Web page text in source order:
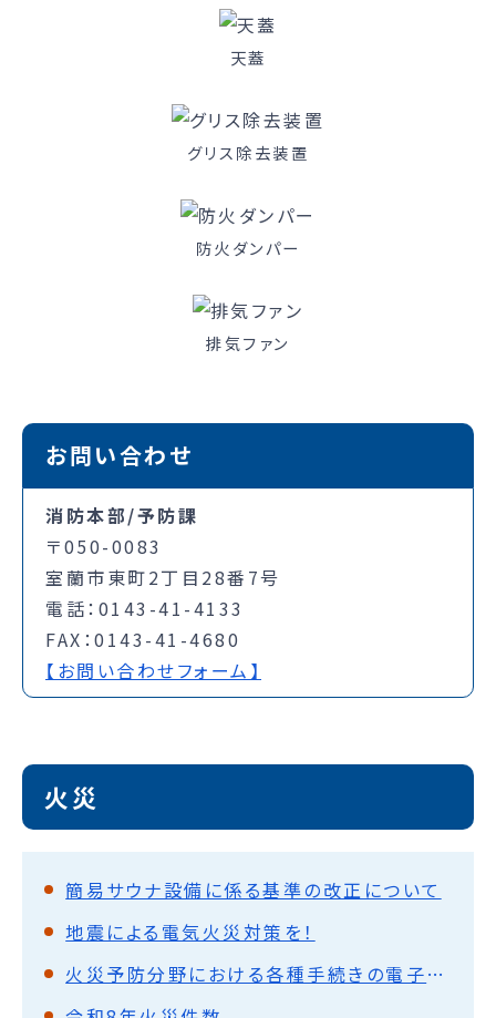
天蓋
グリス除去装置
防火ダンパー
排気ファン
お問い合わせ
消防本部/予防課
〒050-0083
室蘭市東町2丁目28番7号
電話：0143-41-4133
FAX：0143-41-4680
【お問い合わせフォーム】
火災
簡易サウナ設備に係る基準の改正について
地震による電気火災対策を！
火災予防分野における各種手続きの電子申請